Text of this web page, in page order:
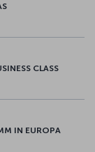
CLASS
IN EUROPA